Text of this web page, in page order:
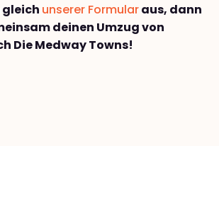
gleich unserer Formularaus, dann
deinen Umzug von
Die Medway Towns!